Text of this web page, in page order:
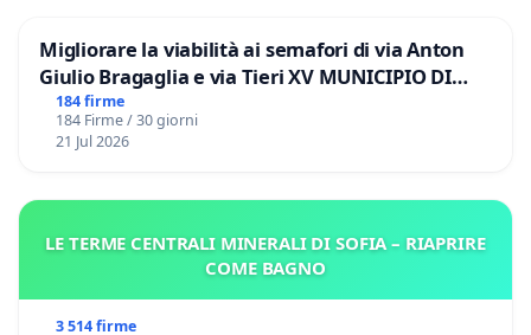
Migliorare la viabilità ai semafori di via Anton
Giulio Bragaglia e via Tieri XV MUNICIPIO DI
ROMA
184 firme
184 Firme / 30 giorni
21 Jul 2026
LE TERME CENTRALI MINERALI DI SOFIA – RIAPRIRE
COME BAGNO
3 514 firme